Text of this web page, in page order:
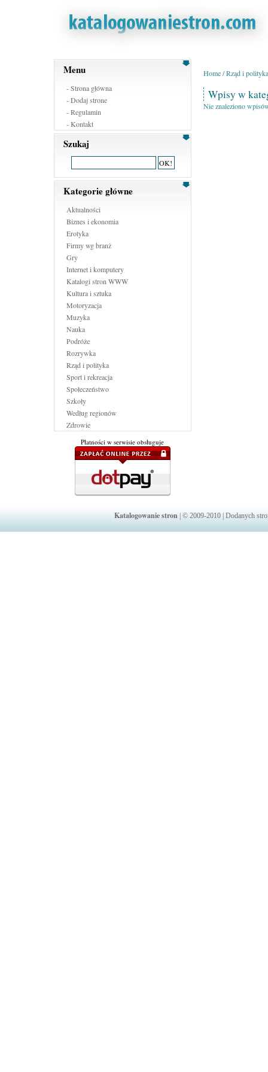
Menu
-Strona główna
-Dodaj strone
-Regulamin
-Kontakt
Szukaj
Kategorie główne
Aktualności
Biznes i ekonomia
Erotyka
Firmy wg branż
Gry
Internet i komputery
Katalogi stron WWW
Kultura i sztuka
Motoryzacja
Muzyka
Nauka
Podróże
Rozrywka
Rząd i polityka
Sport i rekreacja
Społeczeństwo
Szkoły
Według regionów
Zdrowie
Płatności w serwisie obsługuje
Home/Rząd i polityka
Wpisy w
Nie znaleziono
Katalogowanie stron | © 2009-2010 | Dodanych